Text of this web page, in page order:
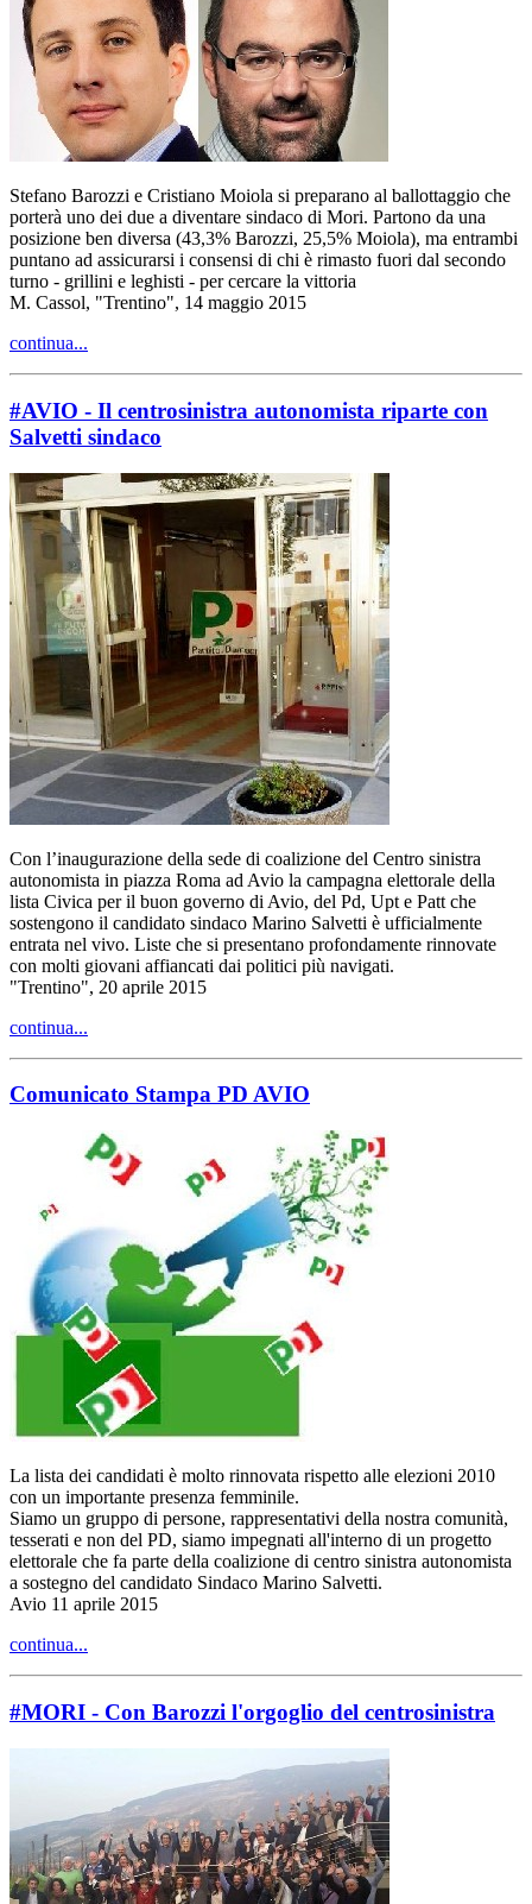
Stefano Barozzi e Cristiano Moiola si preparano al ballottaggio che
porterà uno dei due a diventare sindaco di Mori. Partono da una
posizione ben diversa (43,3% Barozzi, 25,5% Moiola), ma entrambi
puntano ad assicurarsi i consensi di chi è rimasto fuori dal secondo
turno - grillini e leghisti - per cercare la vittoria
M. Cassol, "Trentino", 14 maggio 2015
continua...
#AVIO - Il centrosinistra autonomista riparte con
Salvetti sindaco
Con l’inaugurazione della sede di coalizione del Centro sinistra
autonomista in piazza Roma ad Avio la campagna elettorale della
lista Civica per il buon governo di Avio, del Pd, Upt e Patt che
sostengono il candidato sindaco Marino Salvetti è ufficialmente
entrata nel vivo. Liste che si presentano profondamente rinnovate
con molti giovani affiancati dai politici più navigati.
"Trentino", 20 aprile 2015
continua...
Comunicato Stampa PD AVIO
La lista dei candidati è molto rinnovata rispetto alle elezioni 2010
con un importante presenza femminile.
Siamo un gruppo di persone, rappresentativi della nostra comunità,
tesserati e non del PD, siamo impegnati all'interno di un progetto
elettorale che fa parte della coalizione di centro sinistra autonomista
a sostegno del candidato Sindaco Marino Salvetti.
Avio 11 aprile 2015
continua...
#MORI - Con Barozzi l'orgoglio del centrosinistra